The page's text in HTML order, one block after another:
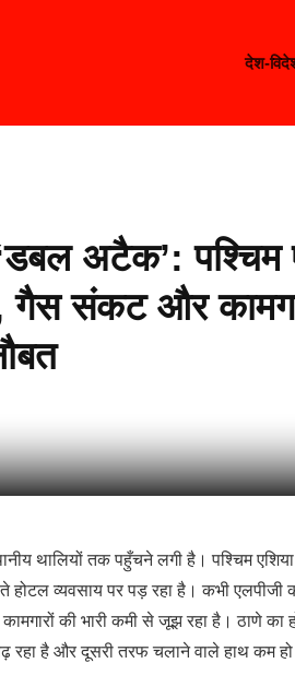
देश-
अटैक’: पश्चिम
गैस संकट और
थालियों तक पहुँचने लगी है। पश्चिम
व्यवसाय पर पड़ रहा है। कभी एलपीजी
कामगारों की भारी कमी से जूझ रहा है। ठाणे
रहा है और दूसरी तरफ चलाने वाले हाथ कम हो